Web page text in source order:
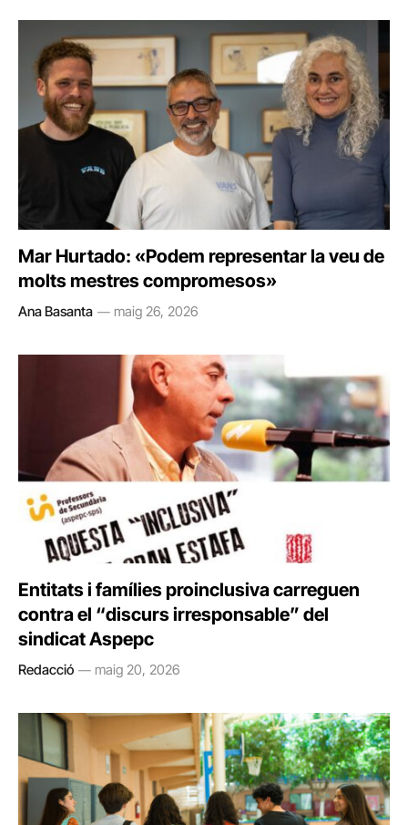
Mar Hurtado: «Podem representar la veu de
molts mestres compromesos»
Ana Basanta maig 26, 2026
Entitats i famílies proinclusiva carreguen
contra el “discurs irresponsable” del
sindicat Aspepc
Redacció maig 20, 2026